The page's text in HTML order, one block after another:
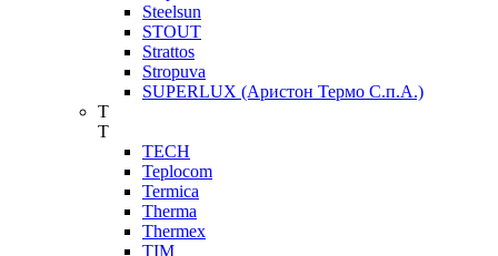
Steelsun
STOUT
Strattos
Stropuva
SUPERLUX (Аристон Термо С.п.А.)
T
T
TECH
Teplocom
Termica
Therma
Thermex
TIM